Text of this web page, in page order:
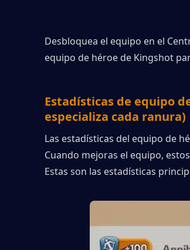
Desbloquea el equipo en el
equipo de héroe de Kingshot
Estadísticas de equipo
especializa cada ranura)
Las estadísticas del equipo de
Cuando mejoras el equipo,
Estas son las estadísticas